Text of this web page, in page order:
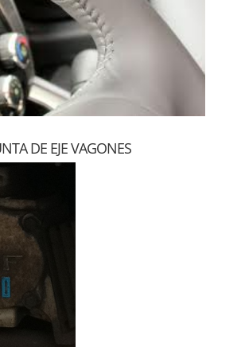
DE EJE VAGONES